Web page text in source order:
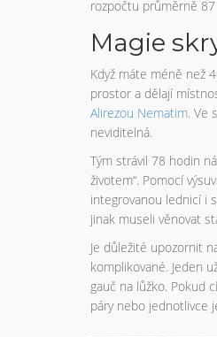
rozpočtu průměrně
Magie
Když máte méně než
prostor a dělají
Alirezou Nematim. Ve
neviditelná.
Tým strávil 78 hodin
životem“. Pomocí
integrovanou lednicí i
jinak museli věnovat
Je důležité upozornit
komplikované. Jeden
gauč na lůžko. Pokud
páry nebo jednotlivce